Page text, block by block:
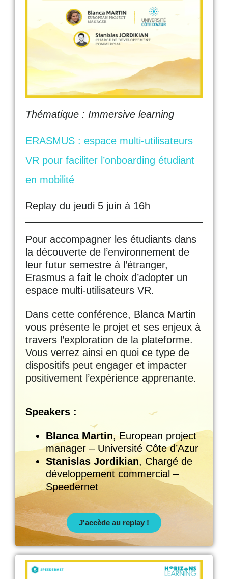
Thématique : Immersive learning
ERASMUS : espace multi-utilisateurs
VR pour faciliter l’onboarding étudiant
en mobilité
Replay du jeudi 5 juin à 16h
Pour accompagner les étudiants dans
la découverte de l’environnement de
leur futur semestre à l’étranger,
Erasmus a fait le choix d’adopter un
espace multi-utilisateurs VR.
Dans cette conférence, Blanca Martin
vous présente le projet et ses enjeux à
travers l’exploration de la plateforme.
Vous verrez ainsi en quoi ce type de
dispositifs peut engager et impacter
positivement l’expérience apprenante.
Speakers :
Blanca Martin, European project
manager – Université Côte d’Azur
Stanislas Jordikian, Chargé de
développement commercial –
Speedernet
J'accède au replay !